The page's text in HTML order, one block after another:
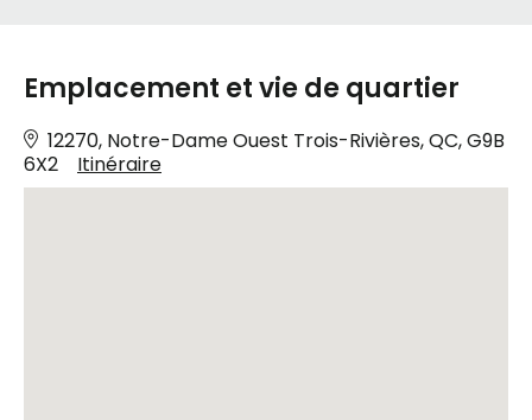
Emplacement et vie de quartier
12270, Notre-Dame Ouest Trois-Rivières, QC, G9B
6X2
Itinéraire